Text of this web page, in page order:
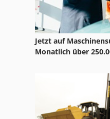
Still Efg 1 5
Still Egu 16
Still Egv 1250
Still Ek 11
Jetzt auf
Monatlich über